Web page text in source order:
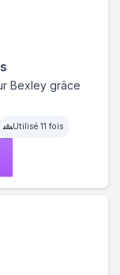
Bexley grâce
Utilisé 11 fois